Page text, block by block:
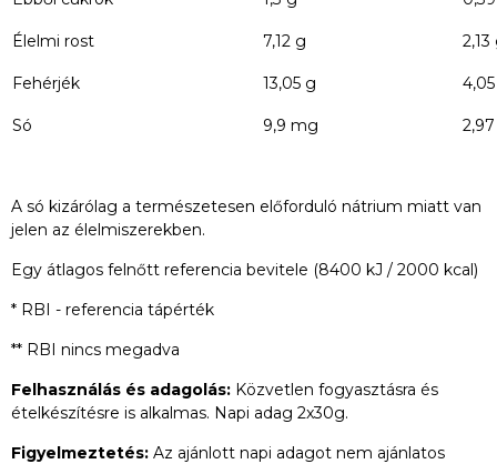
Élelmi rost 7,12 g 2,13
Fehérjék 13,05 g
Só 9,9 mg
A só kizárólag a természetesen előforduló nátrium miatt van
jelen az élelmiszerekben.
Egy átlagos felnőtt referencia bevitele (8400 kJ / 2000 kcal)
* RBI - referencia tápérték
** RBI nincs megadva
Felhasználás és adagolás: Közvetlen fogyasztásra és
ételkészítésre is alkalmas. Napi adag 2x30g.
Figyelmeztetés: Az ajánlott napi adagot nem ajánlatos